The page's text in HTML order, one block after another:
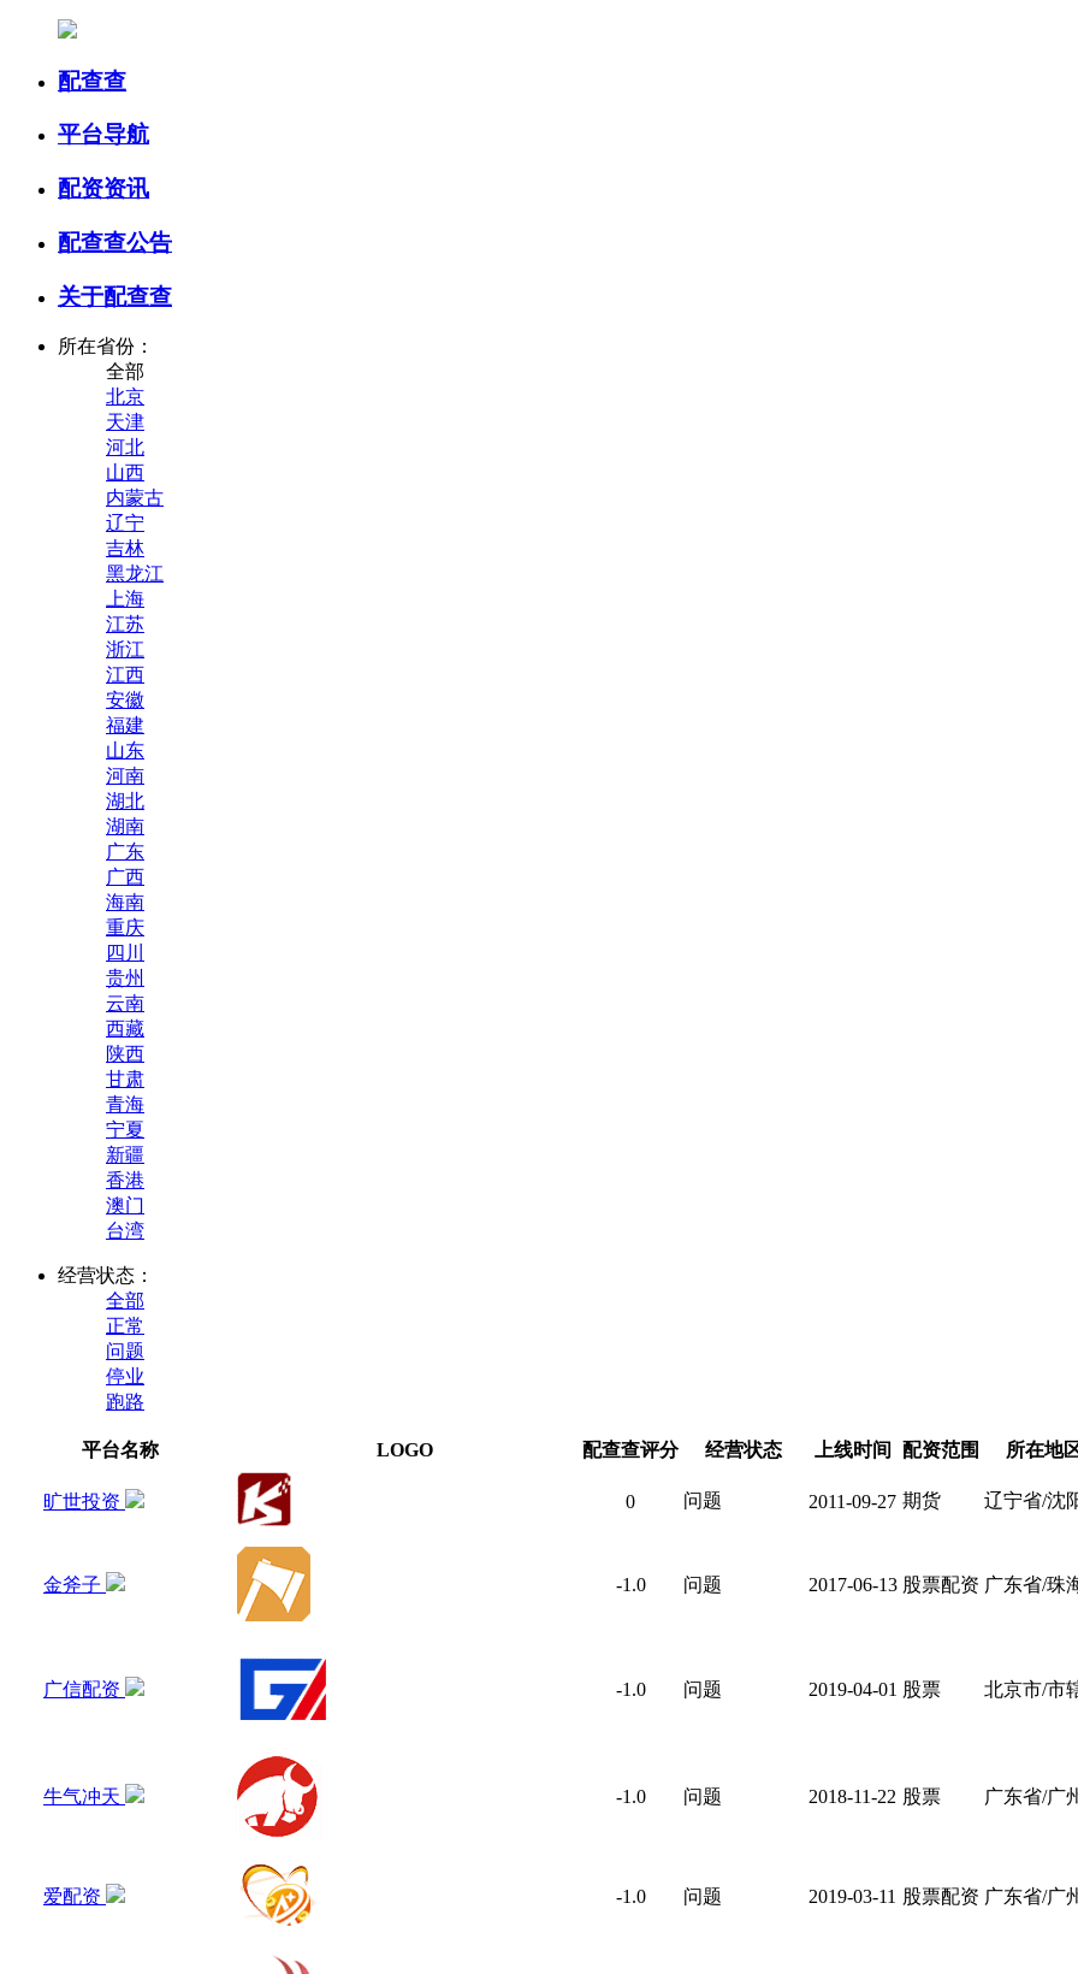
配查查
平台导航
配资资讯
配查查公告
关于配查查
所在省份：
全部
北京
天津
河北
山西
内蒙古
辽宁
吉林
黑龙江
上海
江苏
浙江
江西
安徽
福建
山东
河南
湖北
湖南
广东
广西
海南
重庆
四川
贵州
云南
西藏
陕西
甘肃
青海
宁夏
新疆
香港
澳门
台湾
经营状态：
全部
正常
问题
停业
跑路
平台名称 LOGO 配查查评分 经营状态 上线时间 配资范围 所在地
旷世投资 0 问题 2011-09-27 期货 辽宁省/沈
金斧子 -1.0 问题 2017-06-13 股票配资 广东省/珠
广信配资 -1.0 问题 2019-04-01 股票 北京市/市
牛气冲天 -1.0 问题 2018-11-22 股票 广东省/广
爱配资 -1.0 问题 2019-03-11 股票配资 广东省/广